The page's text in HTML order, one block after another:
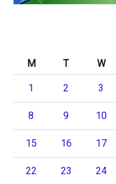
M
T W
1 2 3
8 9 10
15 16 17
22 23 24